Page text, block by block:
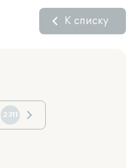
К списку
2311